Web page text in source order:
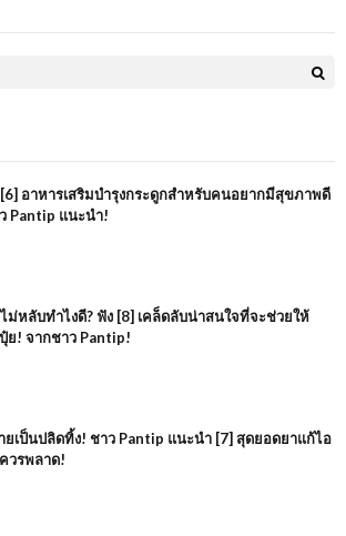
อาหารเสริมบำรุงกระดูกสำหรับคนอยากมีสุขภาพดี
Pantip แนะนำ!
ม่หลับทำไงดี? ฟัง [8] เคล็ดลับน่าสนใจที่จะช่วยให้
ย! จากชาว Pantip!
ยเป็นปลิดทิ้ง! ชาว Pantip แนะนำ [7] สุดยอดยาแก้ไอ
วรพลาด!